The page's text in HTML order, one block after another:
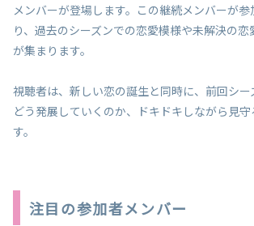
メンバーが登場します。この継続メンバーが参
り、過去のシーズンでの恋愛模様や未解決の
が集まります。
視聴者は、新しい恋の誕生と同時に、前回シ
どう発展していくのか、ドキドキしながら見
す。
注目の参加者メンバー